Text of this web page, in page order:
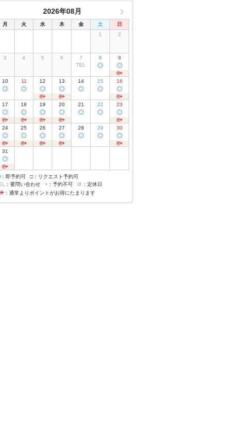
2026年08月
月 火 水 木 金 土
日
1
2
3 4 5 6
7
TEL
8
◎
9
◎
10
◎
11
◎
12
◎
13
◎
14
◎
15
◎
16
◎
17
◎
18
◎
19
◎
20
◎
21
◎
22
◎
23
◎
24
◎
25
◎
26
◎
27
◎
28
◎
29
◎
30
◎
31
◎
：即予約可 □ ：リクエスト予約可
：要問い合わせ × ：予約不可 休 ：定休日
：通常よりポイントがお得にたまります